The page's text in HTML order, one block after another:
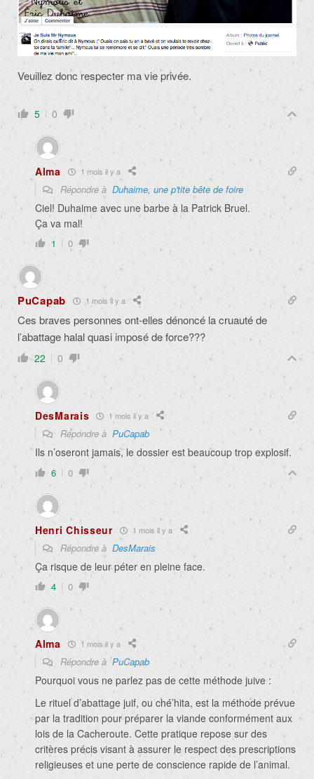
Veuillez donc respecter ma vie privée.
5 0
Alma 1 mois il y a
Répondre à Duhaime, une p'tite bête de foire
Ciel! Duhaime avec une barbe à la Patrick Bruel.
Ça va mal!
1 0
PuCapab 1 mois il y a
Ces braves personnes ont-elles dénoncé la cruauté de
l’abattage halal quasi imposé de force???
22 0
DesMarais 1 mois il y a
Répondre à PuCapab
Ils n’oseront jamais, le dossier est beaucoup trop explosif.
6 0
Henri Chisseur 1 mois il y a
Répondre à DesMarais
Ça risque de leur péter en pleine face.
4 0
Alma 1 mois il y a
Répondre àPuCapab
Pourquoi vous ne parlez pas de cette méthode juive :
Le rituel d’abattage juif, ou ché’hita, est la méthode prévue
par la tradition pour préparer la viande conformément aux
lois de la Cacheroute. Cette pratique repose sur des
critères précis visant à assurer le respect des prescriptions
religieuses et une perte de conscience rapide de l’animal.